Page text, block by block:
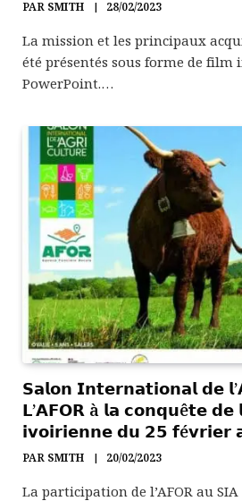
PAR SMITH 28/02/2023
La mission et les principaux
été présentés sous forme de
PowerPoint.…
𝗦𝗮𝗹𝗼𝗻 𝗜𝗻𝘁𝗲𝗿𝗻𝗮𝘁𝗶𝗼𝗻𝗮𝗹 𝗱𝗲
𝗟’𝗔𝗙𝗢𝗥 à 𝗹𝗮 𝗰𝗼𝗻𝗾𝘂ê𝘁𝗲 𝗱𝗲
𝗶𝘃𝗼𝗶𝗿𝗶𝗲𝗻𝗻𝗲 𝗱𝘂 𝟮𝟱
PAR SMITH 20/02/2023
La participation de l’AFOR au SIA